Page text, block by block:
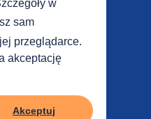
w
sam
przeglądarce.
akceptację
Akceptuj
Avalon